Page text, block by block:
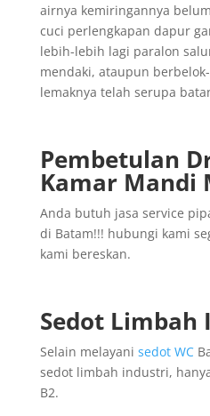
airnya kemiringannya
cuci perlengkapan dapur
lebih-lebih lagi paralon
mendaki, ataupun
lemaknya telah serupa
Pembetulan
Kamar Mandi
Anda butuh jasa service
di Batam!!! hubungi kami
kami bereskan.
Sedot Limbah
Selain melayani sedot WC
sedot limbah industri,
B2.